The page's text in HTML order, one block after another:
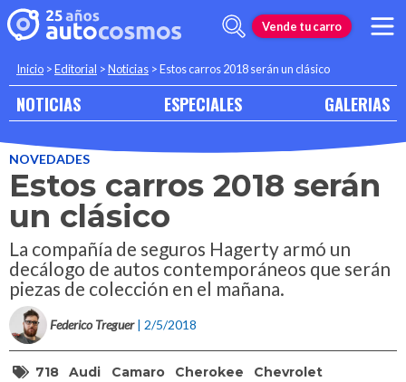
Vende tu carro
Inicio >Editorial >Noticias >Estos carros 2018 serán un clásico
NOTICIAS ESPECIALES GALERIAS
NOVEDADES
Estos carros 2018 serán
un clásico
La compañía de seguros Hagerty armó un
decálogo de autos contemporáneos que serán
piezas de colección en el mañana.
Federico Treguer | 2/5/2018
718 Audi Camaro Cherokee
Chevrolet